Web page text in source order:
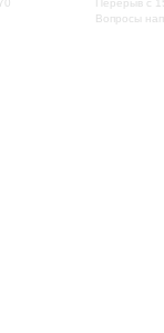
Перерыв с
Вопросы